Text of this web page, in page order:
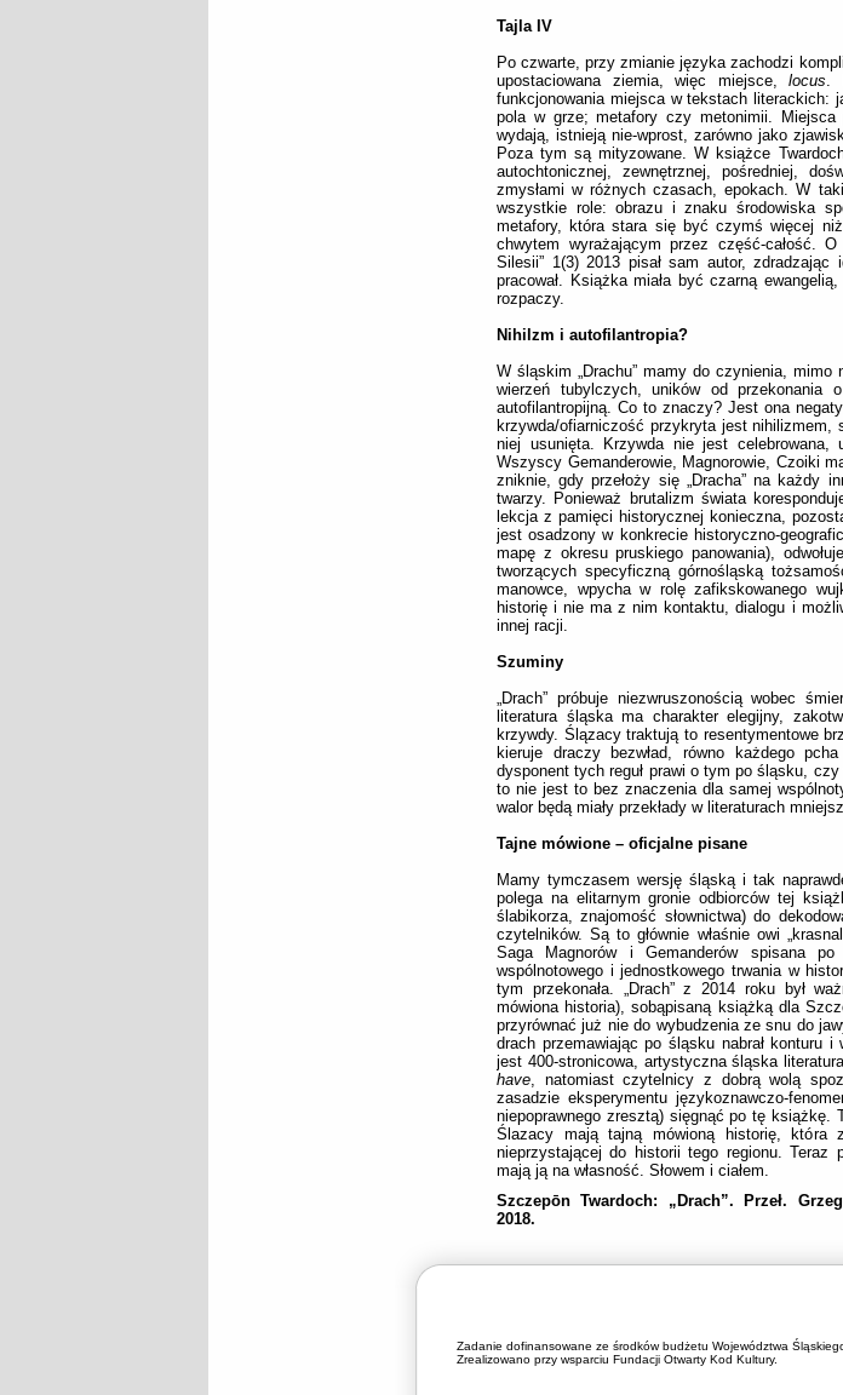
Tajla IV
Po czwarte, przy zmianie języka zachodzi
upostaciowana ziemia, więc miejsce,locus.
funkcjonowania miejsca w tekstach literackich:
pola w grze; metafory czy metonimii.
wydają, istnieją nie-wprost, zarówno jako
Poza tym są mityzowane. W książce
autochtonicznej, zewnętrznej, pośredniej,
zmysłami w różnych czasach, epokach. W
wszystkie role: obrazu i znaku środowiska
metafory, która stara się być czymś więcej
chwytem wyrażającym przez część-całość.
Silesii” 1(3) 2013 pisał sam autor, zdradzając
pracował. Książka miała być czarną
rozpaczy.
Nihilzm i autofilantropia?
W śląskim „Drachu” mamy do czynienia,
wierzeń tubylczych, uników od przekonania
autofilantropijną. Co to znaczy? Jest ona
krzywda/ofiarniczość przykryta jest nihilizmem,
niej usunięta. Krzywda nie jest celebrowana,
Wszyscy Gemanderowie, Magnorowie, Czoiki
zniknie, gdy przełoży się „Dracha” na każdy
twarzy. Ponieważ brutalizm świata
lekcja z pamięci historycznej konieczna,
jest osadzony w konkrecie historyczno-
mapę z okresu pruskiego panowania),
tworzących specyficzną górnośląską
manowce, wpycha w rolę zafikskowanego
historię i nie ma z nim kontaktu, dialogu i
innej racji.
Szuminy
„Drach” próbuje niezwruszonością wobec
literatura śląska ma charakter elegijny,
krzywdy. Ślązacy traktują to resentymentowe
kieruje draczy bezwład, równo każdego
dysponent tych reguł prawi o tym po śląsku,
to nie jest to bez znaczenia dla samej
walor będą miały przekłady w literaturach
Tajne mówione – oficjalne pisane
Mamy tymczasem wersję śląską i tak
polega na elitarnym gronie odbiorców tej
ślabikorza, znajomość słownictwa) do
czytelników. Są to głównie właśnie owi
Saga Magnorów i Gemanderów spisana
wspólnotowego i jednostkowego trwania w
tym przekonała. „Drach” z 2014 roku był
mówiona historia), sobąpisaną książką dla
przyrównać już nie do wybudzenia ze snu do
drach przemawiając po śląsku nabrał konturu
jest 400-stronicowa, artystyczna śląska
have, natomiast czytelnicy z dobrą wolą
zasadzie eksperymentu językoznawczo-
niepoprawnego zresztą) sięgnąć po tę książkę.
Ślazacy mają tajną mówioną historię, która
nieprzystającej do historii tego regionu. Teraz
mają ją na własność. Słowem i ciałem.
Szczepōn Twardoch: „Drach”. Przeł.
2018.
Zadanie dofinansowane ze środków budżetu Województwa
Zrealizowano przy wsparciu Fundacji Otwarty Kod Kultury.